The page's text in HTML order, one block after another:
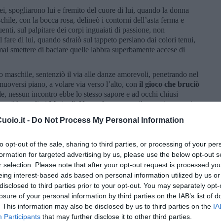
- Do Not Process My Personal Information
opt-out of the sale, sharing to third parties, or processing of your
for targeted advertising by us, please use the below opt-out
selection. Please note that after your opt-out request is processed
interest-based ads based on personal information utilized by us
to third parties prior to your opt-out. You may separately
of your personal information by third parties on the IAB’s list of
This information may also be disclosed by us to third parties on the
Participants that may further disclose it to other third parties.
spogliarono lui e fremito del cuore di lui, quando la donna
con la bocca rosa, delineò i contorni dell’asta ferma e
sul palpitare dei corpi inguaiati di passione, non
fare di lui, quando sdraiò sul tappeto persiano dai colori tenui,
smettere di baciare quelle labbra superbamente accese di
sentenziò il via alle danze amorevoli, penetrando nel
piano, a volare via verso l’alto, con il gioco che bruciò
nessun incontro ebbe lo stesso sapore e ad occhi chiusi
“Accoglimi Mari…”. Una volta ottenuto il suo primo respiro
dietro l’uomo per cavalcare con i baci sperati e
il desiderio sincronizzato sul suo, come fosse, la
tanto le sembrò che quel momento durasse.
precise e impartito gli ordini. Nessuno sa cosa sta
del cuore percorse le strade dell’infinito, con uno strano
ma prevedibile che pur rimanendo uguale cambiò
sulla sua eiaculazione, con le emulsioni dolci di lei… E’ buio…
quando invece comunque qualcosa si muove e
un approccio, un filo di seta tra due respiri vicini… ed ecco